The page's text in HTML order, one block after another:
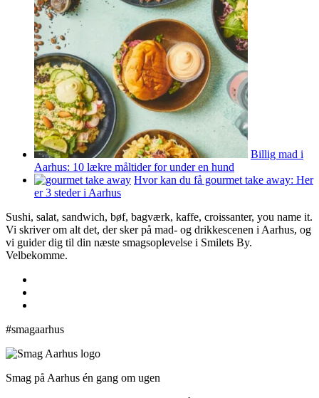
Billig mad i
Aarhus: 10 lækre måltider for under en hund
Hvor kan du få gourmet take away: Her
er 3 steder i Aarhus
Sushi, salat, sandwich, bøf, bagværk, kaffe, croissanter, you name it.
Vi skriver om alt det, der sker på mad- og drikkescenen i Aarhus, og
vi guider dig til din næste smagsoplevelse i Smilets By.
Velbekomme.
#smagaarhus
Smag på Aarhus én gang om ugen